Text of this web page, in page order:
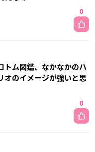
0
トム図鑑、なかなかのハ
オのイメージが強いと思
0